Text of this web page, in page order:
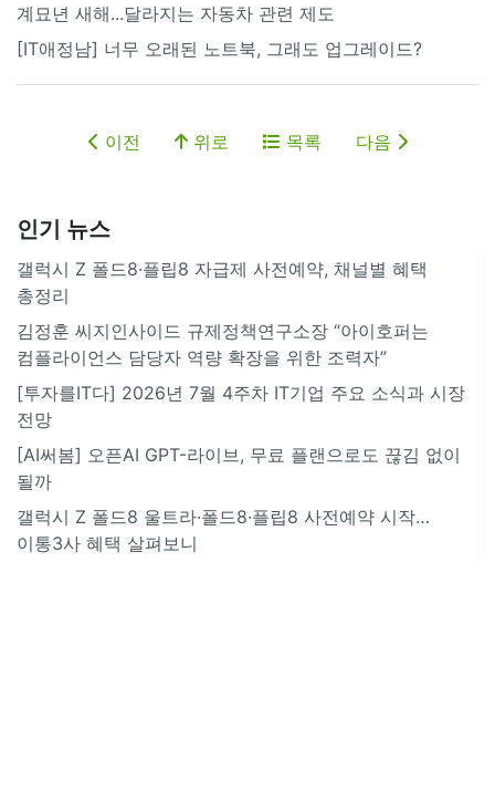
계묘년 새해...달라지는 자동차 관련 제도
[IT애정남] 너무 오래된 노트북, 그래도 업그레이드?
이전 위로 목록 다음
인기 뉴스
갤럭시 Z 폴드8·플립8 자급제 사전예약, 채널별 혜택
총정리
김정훈 씨지인사이드 규제정책연구소장 “아이호퍼는
컴플라이언스 담당자 역량 확장을 위한 조력자”
[투자를IT다] 2026년 7월 4주차 IT기업 주요 소식과 시장
전망
[AI써봄] 오픈AI GPT-라이브, 무료 플랜으로도 끊김 없이
될까
갤럭시 Z 폴드8 울트라·폴드8·플립8 사전예약 시작…
이통3사 혜택 살펴보니